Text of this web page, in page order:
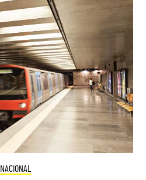
NACIONAL